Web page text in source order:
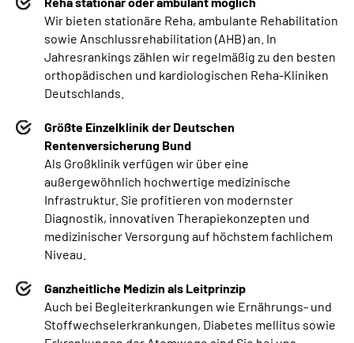
Wir bieten stationäre Reha, ambulante Rehabilitation
sowie Anschlussrehabilitation (AHB) an. In
Jahresrankings zählen wir regelmäßig zu den besten
orthopädischen und kardiologischen Reha-Kliniken
Deutschlands.
Größte Einzelklinik der Deutschen
Rentenversicherung Bund
Als Großklinik verfügen wir über eine
außergewöhnlich hochwertige medizinische
Infrastruktur. Sie profitieren von modernster
Diagnostik, innovativen Therapiekonzepten und
medizinischer Versorgung auf höchstem fachlichem
Niveau.
Ganzheitliche Medizin als Leitprinzip
Auch bei Begleiterkrankungen wie Ernährungs- und
Stoffwechselerkrankungen, Diabetes mellitus sowie